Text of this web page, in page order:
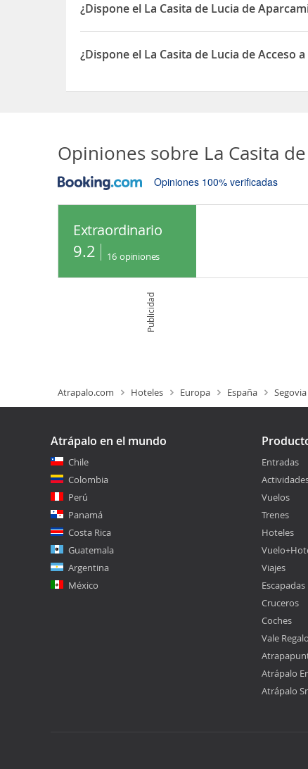
¿Dispone el La Casita de Lucia de
Sí, el La Casita de Lucia dispone de
¿Dispone el La Casita de Lucia de Acceso
Opiniones sobre La Casita
Opiniones 100% verificadas
Extraordinario
9.2 16 opiniones
Publicidad
Atrapalo.com Hoteles Europa España Segovia
Atrápalo en el mundo
Chile
Colombia
Perú
Panamá
Costa Rica
Guatemala
Argentina
México
Entradas
Vuelos
Trenes
Hoteles
Viajes
Escapadas
Cruceros
Coches
Vale Regalo
Atrápalo
Atrápalo